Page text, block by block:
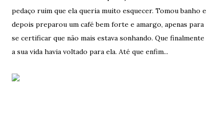
pedaço ruim que ela queria muito esquecer. Tomou banho e
depois preparou um café bem forte e amargo, apenas para
se certificar que não mais estava sonhando. Que finalmente
a sua vida havia voltado para ela. Até que enfim...